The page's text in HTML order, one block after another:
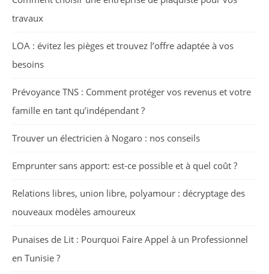
travaux
LOA : évitez les pièges et trouvez l’offre adaptée à vos
besoins
Prévoyance TNS : Comment protéger vos revenus et votre
famille en tant qu’indépendant ?
Trouver un électricien à Nogaro : nos conseils
Emprunter sans apport: est-ce possible et à quel coût ?
Relations libres, union libre, polyamour : décryptage des
nouveaux modèles amoureux
Punaises de Lit : Pourquoi Faire Appel à un Professionnel
en Tunisie ?